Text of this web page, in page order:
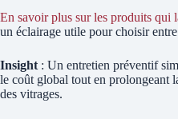
En savoir plus sur les produits qui
un éclairage utile pour choisir
Insight : Un entretien préventif
le coût global tout en prolongeant
des vitrages.